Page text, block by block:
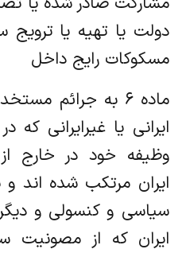
دولت یا تهیه یا
مسکوکات رایج داخل
ماده ۶ به جرائم
ایرانی یا غیرایرانی که
وظیفه خود در خارج
ایران مرتکب شده اند و
سیاسی و کنسولی و
ایران که از مصونیت